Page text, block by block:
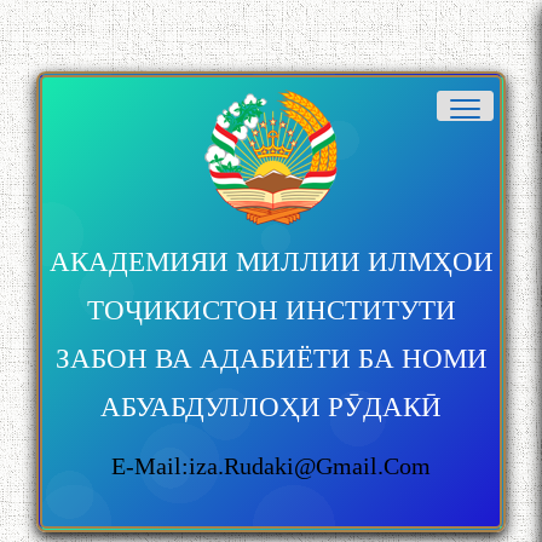
АКАДЕМИЯИ МИЛЛИИ ИЛМҲОИ
ТОҶИКИСТОН ИНСТИТУТИ
ЗАБОН ВА АДАБИЁТИ БА НОМИ
АБУАБДУЛЛОҲИ РӮДАКӢ
E-Mail:iza.rudaki@gmail.com
БА МУНОСИБАТИ
БУЗУРГДОШТИ РӮЗИ РӮДАКӢ
илмҳои Тоҷикистон бахшида
ба 100-солагии мунаққиду
Табаров ҳамоиши илмӣ-